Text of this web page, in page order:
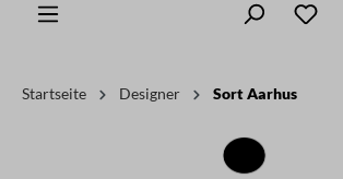
Startseite Designer Sort Aarhus